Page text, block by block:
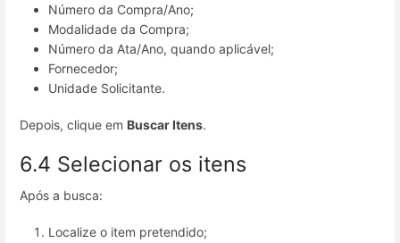
Número da Compra/Ano;
Modalidade da Compra;
Número da Ata/Ano, quando aplicável;
Fornecedor;
Unidade Solicitante.
Depois, clique em Buscar Itens.
6.4 Selecionar os itens
Após a busca:
Localize o item pretendido;